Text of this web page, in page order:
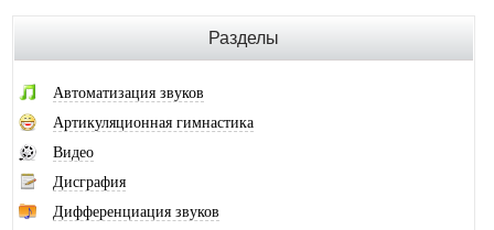
Разделы
Автоматизация звуков
Артикуляционная гимнастика
Видео
Дисграфия
Дифференциация звуков